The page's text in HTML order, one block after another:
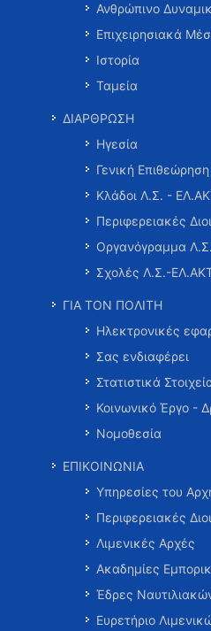
Ανθρώπινο
Επιχειρησιακά
Ιστορία
Ταμεία
ΔΙΑΡΘΡΩΣΗ
Ηγεσία
Γενική
Κλάδοι Λ.Σ. -
Περιφερειακές
Οργανόγραμμα
Σχολές Λ.Σ.-
ΓΙΑ ΤΟΝ ΠΟΛΙΤΗ
Ηλεκτρονικές
Σας ενδιαφέρει
Στατιστικά
Κοινωνικό Έργο -
Νομοθεσία
ΕΠΙΚΟΙΝΩΝΙΑ
Υπηρεσίες του
Περιφερειακές
Λιμενικές Αρχές
Ακαδημίες
Έδρες
Ευρετήριο